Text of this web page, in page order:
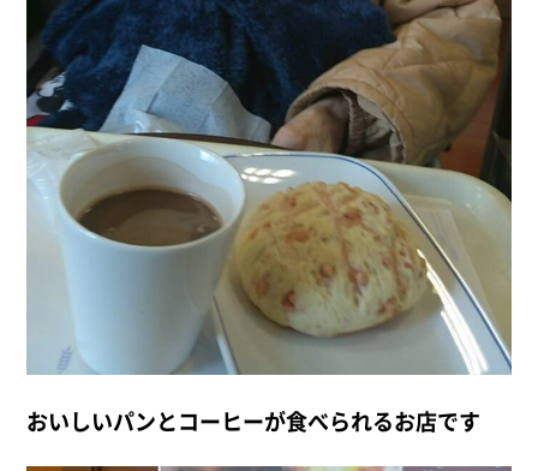
おいしいパンとコーヒーが食べられるお店です